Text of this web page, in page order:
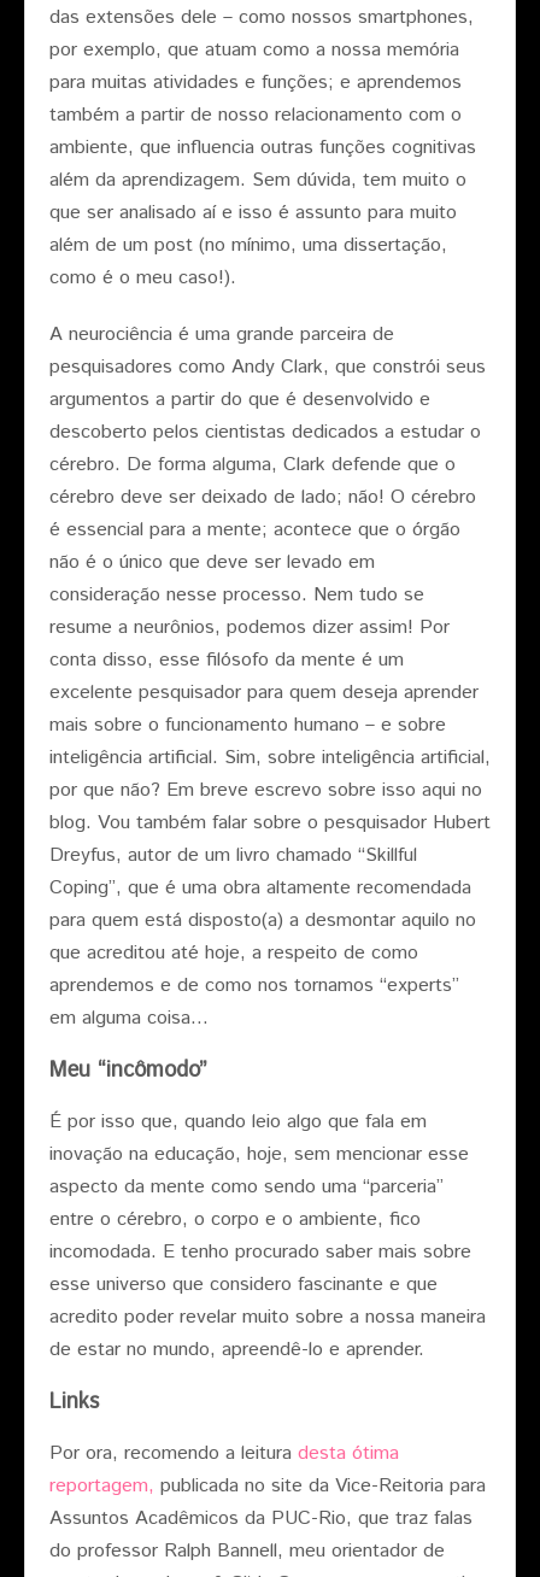
das extensões dele – como nossos smartphones,
por exemplo, que atuam como a nossa memória
para muitas atividades e funções; e aprendemos
também a partir de nosso relacionamento com o
ambiente, que influencia outras funções cognitivas
além da aprendizagem. Sem dúvida, tem muito o
que ser analisado aí e isso é assunto para muito
além de um post (no mínimo, uma dissertação,
como é o meu caso!).
A neurociência é uma grande parceira de
pesquisadores como Andy Clark, que constrói seus
argumentos a partir do que é desenvolvido e
descoberto pelos cientistas dedicados a estudar o
cérebro. De forma alguma, Clark defende que o
cérebro deve ser deixado de lado; não! O cérebro
é essencial para a mente; acontece que o órgão
não é o único que deve ser levado em
consideração nesse processo. Nem tudo se
resume a neurônios, podemos dizer assim! Por
conta disso, esse filósofo da mente é um
excelente pesquisador para quem deseja aprender
mais sobre o funcionamento humano – e sobre
inteligência artificial. Sim, sobre inteligência artificial,
por que não? Em breve escrevo sobre isso aqui no
blog. Vou também falar sobre o pesquisador Hubert
Dreyfus, autor de um livro chamado “Skillful
Coping”, que é uma obra altamente recomendada
para quem está disposto(a) a desmontar aquilo no
que acreditou até hoje, a respeito de como
aprendemos e de como nos tornamos “experts”
em alguma coisa…
Meu “incômodo”
É por isso que, quando leio algo que fala em
inovação na educação, hoje, sem mencionar esse
aspecto da mente como sendo uma “parceria”
entre o cérebro, o corpo e o ambiente, fico
incomodada. E tenho procurado saber mais sobre
esse universo que considero fascinante e que
acredito poder revelar muito sobre a nossa maneira
de estar no mundo, apreendê-lo e aprender.
Links
Por ora, recomendo a leitura desta ótima
reportagem, publicada no site da Vice-Reitoria para
Assuntos Acadêmicos da PUC-Rio, que traz falas
do professor Ralph Bannell, meu orientador de